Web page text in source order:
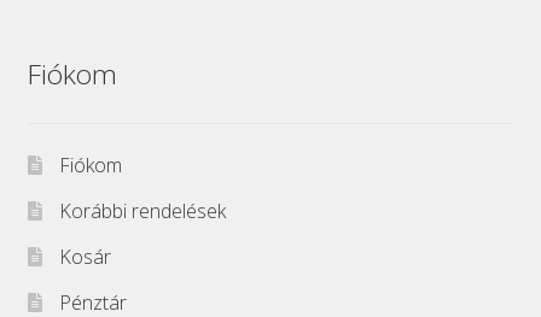
Fiókom
Fiókom
Korábbi rendelések
Kosár
Pénztár